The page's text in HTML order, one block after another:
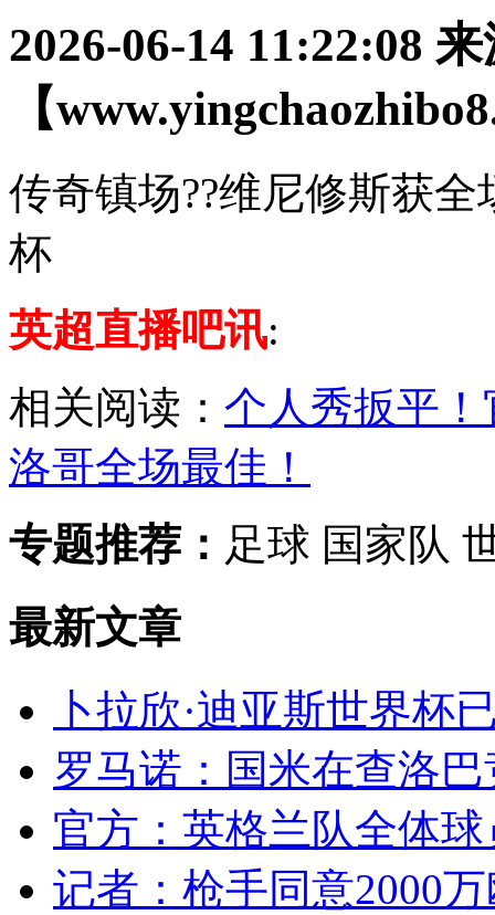
2026-06-14 11:22:08 来
【
传奇镇场??维尼修斯获
杯
英超直播吧讯:
相关阅读： 个人秀扳平
洛哥全场最佳！
专题推荐： 足球 国家队
最新文章
卜拉欣·迪亚斯世界杯
罗马诺：国米在查洛
官方：英格兰队全体
记者：枪手同意2000